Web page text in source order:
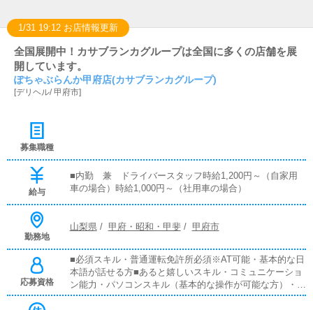
1/31 19:12 お店情報更新
全国展開中！カサブランカグループは全国に多くの店舗を展
開しています。
ぽちゃぶらんか甲府店(カサブランカグループ)
[デリヘル/甲府市]
募集職種
給与
■内勤 兼 ドライバースタッフ時給1,200円～（自家用
車の場合）時給1,000円～（社用車の場合）
勤務地
山梨県/ 甲府・昭和・甲斐/ 甲府市
応募資格
■必須スキル・普通運転免許所必須※AT可能・基本的な日
本語が話せる方■あると嬉しいスキル・コミュニケーショ
ン能力・パソコンスキル（基本的な操作が可能な方）・文
章を書く能力・笑顔がしっかりと作れる方※声のトーンな